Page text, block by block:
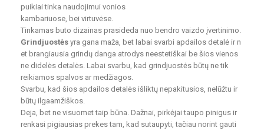
puikiai tinka naudojimui vonios
kambariuose, bei virtuvėse.
Tinkamas buto dizainas prasideda nuo bendro vaizdo įvertinimo.
Grindjuostės yra gana maža, bet labai svarbi apdailos detalė ir n
et brangiausia grindų danga atrodys neestetiškai be šios vienos
ne didelės detalės. Labai svarbu, kad grindjuostės būtų ne tik
reikiamos spalvos ar medžiagos.
Svarbu, kad šios apdailos detalės išliktų nepakitusios, nelūžtu ir
būtų ilgaamžiškos.
Deja, bet ne visuomet taip būna. Dažnai, pirkėjai taupo pinigus ir
renkasi pigiausias prekes tam, kad sutaupyti, tačiau norint gauti